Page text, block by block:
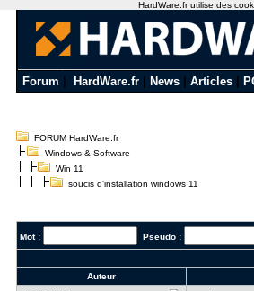
Forum HardWare.fr News Articles
FORUM HardWare.fr
Windows & Software
Win 11
soucis d'installation windows 11
Mot : Pseudo :
Auteur
HardWare.fr utilise des